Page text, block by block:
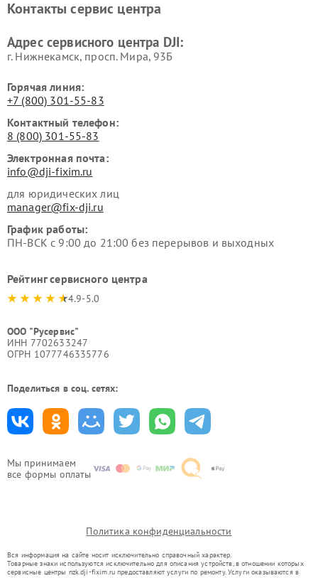
Мы принимаем
все формы оплаты
Контакты сервис центра
Адрес сервисного центра DJI:
г. Нижнекамск, просп. Мира, 93Б
Горячая линия:
+7 (800) 301-55-83
Контактный телефон:
8 (800) 301-55-83
Электронная почта:
info@dji-fixim.ru
для юридических лиц
manager@fix-dji.ru
График работы:
ПН-ВСК с 9:00 до 21:00 без перерывов и выходных
Рейтинг сервисного центра
4.9-5.0
ООО "Русервис"
ИНН 7702633247
ОГРН 1077746335776
Поделиться в соц. сетях:
Политика конфиденциальности
Вся информация на сайте носит исключительно справочный характер.
Товарные знаки используются исключительно для описания устройств, в отношении которых
сервисные центры nzk.dji-fixim.ru предоставляют услуги по ремонту. Услуги оказываются в